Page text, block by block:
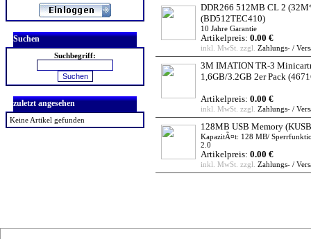
Suchen
Suchbegriff:
zuletzt angesehen
Keine Artikel gefunden
DDR266 512MB CL 2
(BD512TEC410)
10 Jahre Garantie
Artikelpreis: 0.00 €
inkl. MwSt. zzgl. Zahlungs- /
3M IMATION TR-3
1,6GB/3.2GB 2er Pack
Artikelpreis: 0.00 €
inkl. MwSt. zzgl. Zahlungs- /
128MB USB Memory
KapazitÃ¤t: 128 MB/
2.0
Artikelpreis: 0.00 €
inkl. MwSt. zzgl. Zahlungs- /